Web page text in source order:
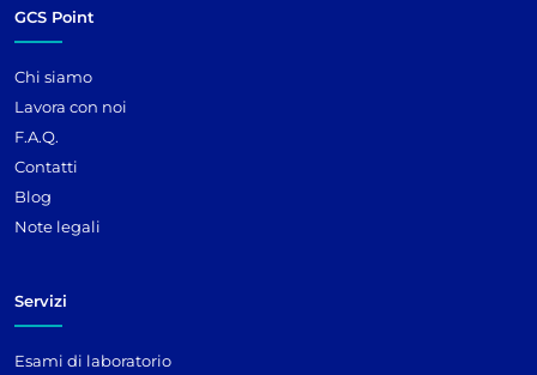
GCS Point
Chi siamo
Lavora con noi
F.A.Q.
Contatti
Blog
Note legali
Servizi
Esami di laboratorio